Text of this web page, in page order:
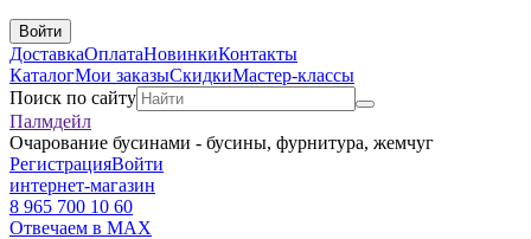
Войти
ДоставкаОплатаНовинкиКонтакты
КаталогМои заказыСкидкиМастер-классы
Поиск по сайту
Палмдейл
Очарование бусинами - бусины, фурнитура, жемчуг
РегистрацияВойти
интернет-магазин
8 965 700 10 60
Отвечаем в MAX